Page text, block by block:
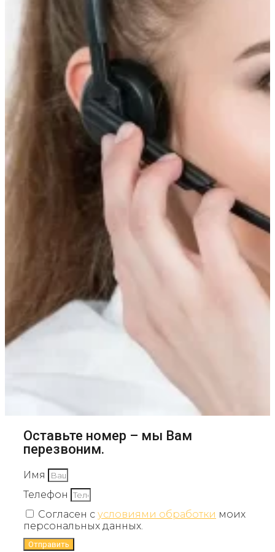
Оставьте номер – мы Вам
перезвоним.
Имя
Телефон
Согласен с условиями обработки моих
персональных данных.
Отправить